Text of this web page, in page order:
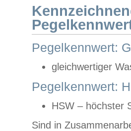
Pegelkennwert:
gleichwertiger
Pegelkennwert:
HSW – höchster
Sind in